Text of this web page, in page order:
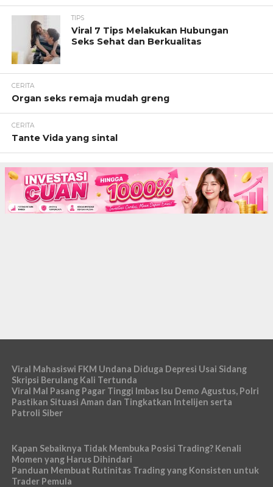
TIPS
Viral 7 Tips Melakukan Hubungan
Seks Sehat dan Berkualitas
CERITA
Organ seks remaja mudah greng
CERITA
Tante Vida yang sintal
Viral Mahasiswi FKM Undana Diduga Depresi Usai Sidang
Skripsi Berulang Kali Tertunda
Viral Mal Pasang Pagar Tinggi Imbas Isu Demo Agustus, Polri
Pastikan Situasi Aman dan Tingkatkan Intelijen serta
Patroli Siber
Kapan Sebaiknya Tidak Membuka Posisi Trading? Kenali
Momen yang Harus Dihindari
Panduan Membuat Rutinitas Trading yang Konsisten untuk
Trader Pemula